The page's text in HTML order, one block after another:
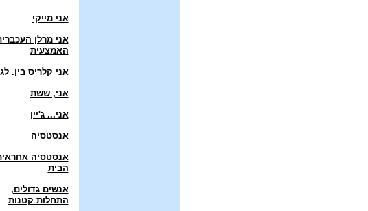
אני מייקי
אני מרלן
האמצעית
אני קלריס בין.
אני, ששת
אני... ג'יין
אנסטסיה
אנסטסיה
הבית
אנשים גדולים,
התחלות קטנות